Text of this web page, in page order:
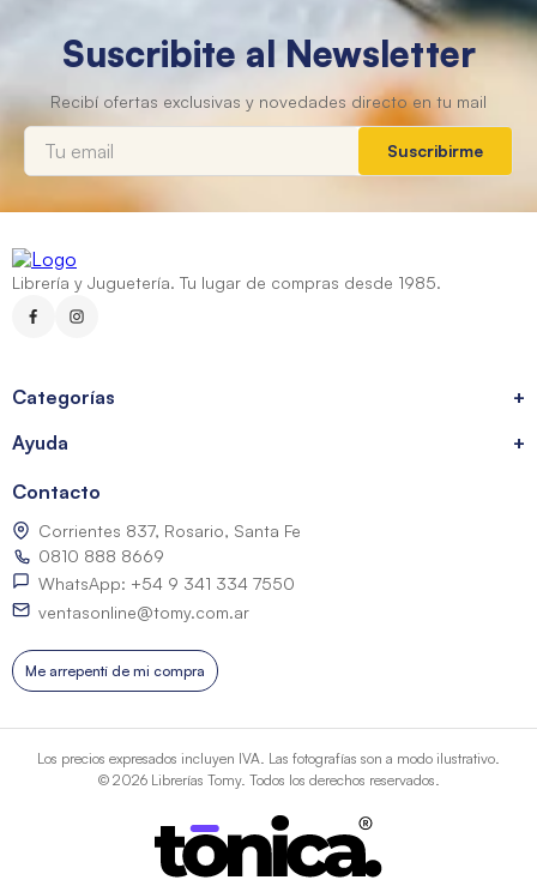
Suscribite al Newsletter
Suscribirme
Librería y Juguetería. Tu lugar de compras desde 1985.
Categorías
+
Ayuda
+
Contacto
Corrientes 837, Rosario, Santa Fe
0810 888 8669
WhatsApp: +54 9 341 334 7550
ventasonline@tomy.com.ar
Me arrepentí de mi compra
Los precios expresados incluyen IVA. Las fotografías son a modo ilustrativo.
© 2026 Librerías Tomy. Todos los derechos reservados.